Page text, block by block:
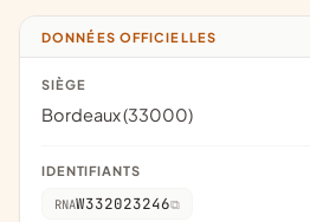
DONNÉES OFFICIELLES
SIÈGE
Bordeaux (33000)
IDENTIFIANTS
RNAW332023246